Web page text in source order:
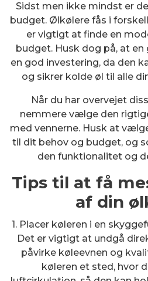
Sidst men ikke mindst er
budget. Ølkølere fås i
er vigtigt at finde en
budget. Husk dog på, at
en god investering, da den
og sikrer kolde øl til alle
Når du har overvejet
nemmere vælge den
med vennerne. Husk at
til dit behov og budget, og
den funktionalitet og
Tips til at få
af din
1. Placer køleren i en
Det er vigtigt at undgå
påvirke køleevnen og
køleren et sted, hvor